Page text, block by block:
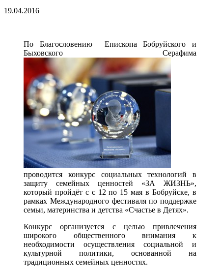
19.04.2016
По Благословению Епископа Бобруйского и
Быховского Серафима
проводится конкурс социальных технологий в
защиту семейных ценностей «ЗА ЖИЗНЬ»,
который пройдёт с с 12 по 15 мая в Бобруйске, в
рамках Международного фестиваля по поддержке
семьи, материнства и детства «Счастье в Детях».
Конкурс организуется с целью привлечения
широкого общественного внимания к
необходимости осуществления социальной и
культурной политики, основанной на
традиционных семейных ценностях.